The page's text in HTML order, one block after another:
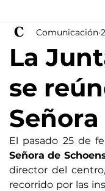
junta Guías
La
se
Comunicación
El pasado 25 de
Señora de
director del centro,
recorrido por las